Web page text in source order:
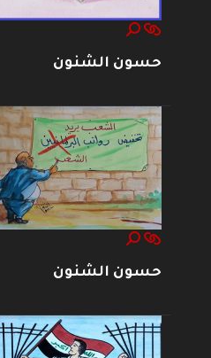
حسون الشنون
حسون الشنون